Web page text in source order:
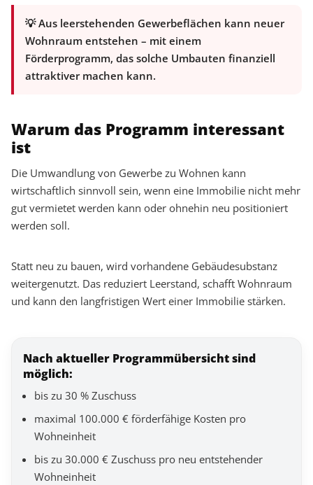
💡 Aus leerstehenden Gewerbeflächen kann neuer
Wohnraum entstehen – mit einem
Förderprogramm, das solche Umbauten finanziell
attraktiver machen kann.
Warum das Programm interessant
ist
Die Umwandlung von Gewerbe zu Wohnen kann
wirtschaftlich sinnvoll sein, wenn eine Immobilie nicht mehr
gut vermietet werden kann oder ohnehin neu positioniert
werden soll.
Statt neu zu bauen, wird vorhandene Gebäudesubstanz
weitergenutzt. Das reduziert Leerstand, schafft Wohnraum
und kann den langfristigen Wert einer Immobilie stärken.
Nach aktueller Programmübersicht sind
möglich:
bis zu 30 % Zuschuss
maximal 100.000 € förderfähige Kosten pro
Wohneinheit
bis zu 30.000 € Zuschuss pro neu entstehender
Wohneinheit